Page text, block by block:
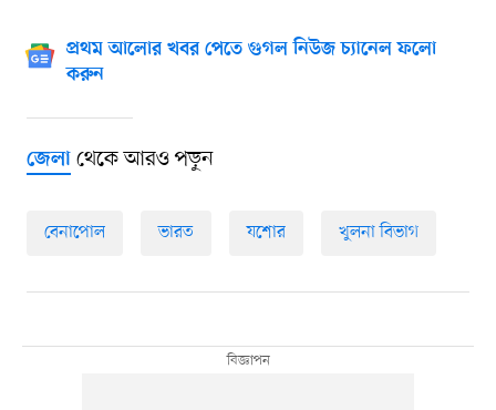
প্রথম আলোর খবর পেতে গুগল নিউজ চ্যানেল ফলো
করুন
জেলাথেকে আরও পড়ুন
বেনাপোল ভারত যশোর খুলনা বিভাগ